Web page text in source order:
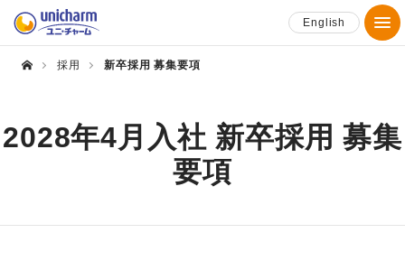
English
採用 新卒採用 募集要項
2028年4月入社 新卒採用 募集
要項